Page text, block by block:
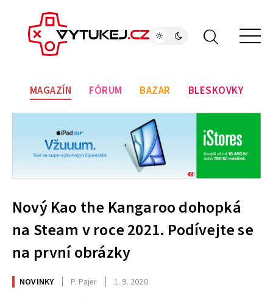
MAGAZÍN FÓRUM BAZAR BLESKOVKY
Nový Kao the Kangaroo dohopká
na Steam v roce 2021. Podívejte se
na první obrázky
NOVINKY P. Pajer 1. 9. 2020